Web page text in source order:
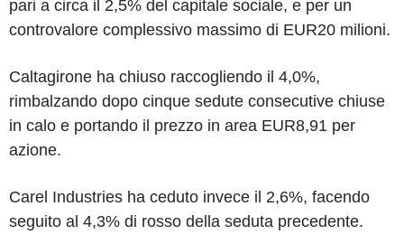
pari a circa il 2,5% del capitale sociale, e per un
controvalore complessivo massimo di EUR20 milioni.
Caltagirone ha chiuso raccogliendo il 4,0%,
rimbalzando dopo cinque sedute consecutive chiuse
in calo e portando il prezzo in area EUR8,91 per
azione.
Carel Industries ha ceduto invece il 2,6%, facendo
seguito al 4,3% di rosso della seduta precedente.